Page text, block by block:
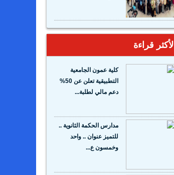
الأكثر قراءة
كلية عمون الجامعية
التطبيقية تعلن عن 50%
دعم مالي لطلبة...
مدارس الحكمة الثانوية ..
للتميز عنوان .. واحد
وخمسون ع...